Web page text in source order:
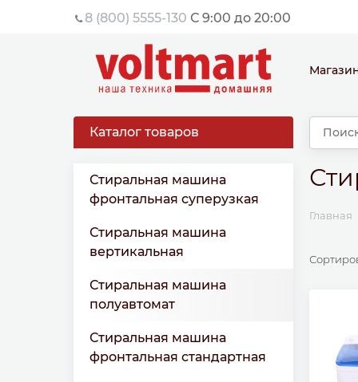
8 (800) 5555-130 С 9:00 до 20:00
Каталог товаров
Стиральная машина
фронтальная суперузкая
Стиральная машина
вертикальная
Стиральная машина
полуавтомат
Стиральная машина
фронтальная стандартная
Главная